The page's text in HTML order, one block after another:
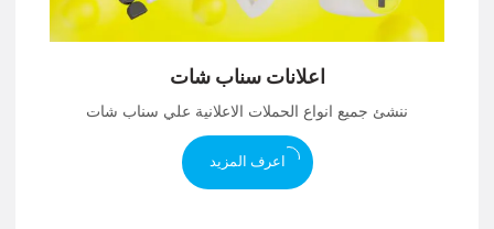
اعلانات سناب شات
ننشئ جميع انواع الحملات الاعلانية علي سناب شات
اعرف المزيد